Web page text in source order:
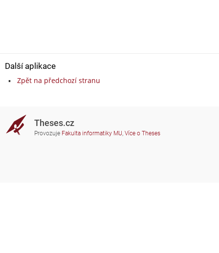
Další aplikace
Zpět na předchozí stranu
Theses.cz
Provozuje Fakulta informatiky MU, Více o Theses